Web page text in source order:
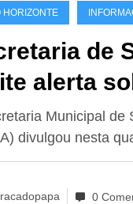
HORIZONTE
de
alerta
metanol
Municipal de
divulgou nesta
0